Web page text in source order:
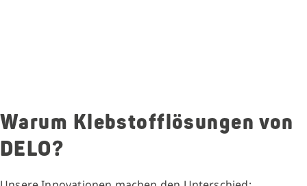
Warum Klebstofflösungen von
DELO?